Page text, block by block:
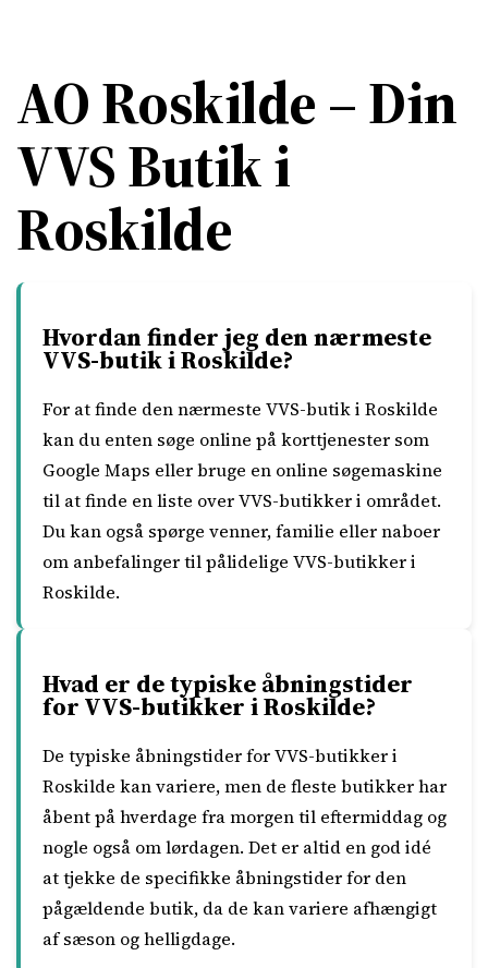
AO Roskilde – Din
VVS Butik i
Roskilde
Hvordan finder jeg den nærmeste
VVS-butik i Roskilde?
For at finde den nærmeste VVS-butik i Roskilde
kan du enten søge online på korttjenester som
Google Maps eller bruge en online søgemaskine
til at finde en liste over VVS-butikker i området.
Du kan også spørge venner, familie eller naboer
om anbefalinger til pålidelige VVS-butikker i
Roskilde.
Hvad er de typiske åbningstider
for VVS-butikker i Roskilde?
De typiske åbningstider for VVS-butikker i
Roskilde kan variere, men de fleste butikker har
åbent på hverdage fra morgen til eftermiddag og
nogle også om lørdagen. Det er altid en god idé
at tjekke de specifikke åbningstider for den
pågældende butik, da de kan variere afhængigt
af sæson og helligdage.